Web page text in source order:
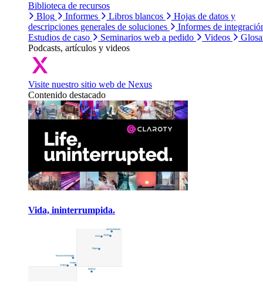
Biblioteca de recursos
Blog
Informes Libros blancos
Hojas de datos y
descripciones generales de soluciones
Informes de
Estudios de caso
Seminarios web a pedido Videos
Podcasts, artículos y videos
Visite nuestro sitio web de Nexus
Contenido destacado
Vida, ininterrumpida.